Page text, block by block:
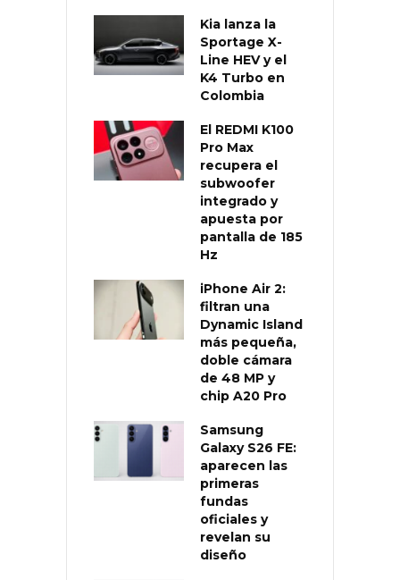
Kia lanza la
Sportage X-
Line HEV y el
K4 Turbo en
Colombia
El REDMI K100
Pro Max
recupera el
subwoofer
integrado y
apuesta por
pantalla de 185
Hz
iPhone Air 2:
filtran una
Dynamic Island
más pequeña,
doble cámara
de 48 MP y
chip A20 Pro
Samsung
Galaxy S26 FE:
aparecen las
primeras
fundas
oficiales y
revelan su
diseño